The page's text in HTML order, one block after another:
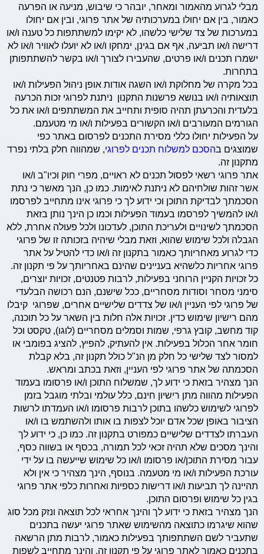
מבלי לגרוע מהאמור ומאחר, יובהר כי שיבוש, מניעה או הפרעה
כאמור, בין אם יחולו במערכותיה של אתר פרוגי, ובין אם יחולו
במערכות של צד שלישי כלשהו, לא יקימו למשתתפות כל טענה ו/או
דרישה ו/או תביעה, אף אם בגינן, ימחקו ו/או לא יועלו לאוויר ו/או לא
ישמרו תכנים ו/או פרטים, שהעבירו לצורך ו/או בקשר להשתתפותן
בתחרות.
בכל מקרה של מחלוקת ו/או השגה אודות אופן ניהול הפעילות ו/או
תוצאותיה ו/או בנושא פרשנות התקנון ניתנת לפרוגי זכות הכרעה
בלעדית והכרעתן תהיה סופית ותחייב את המשתתפים ו/או את כל
הגורמים המעורבים ו/או הקשורים בפעילות ו/או מי מטעמם.
על הפעילות יחולו כללי מסירת התכנים לפרסום באתר כפי
שמוצגים בהסכם למשלוח תכנים לפרוגי, שמהווה חלק בלתי נפרד
מתקנון זה.
אתר פרוגי רשאי לפסול תכנים לא ראויים, מפרי חוק וכיו"ב ו/או
אשר זהות שולחיהם לא ניתנת לאימות. כמו כן, הנך מאשר כי נתת
הסכמתך לבדיקת התוכן וכי ידוע לך כי פרוגי אינו מתחייב לפרסמו
ו/או להמשיך לפרסמו בעמוד הפעילות וכמו כן הינך נותן בזאת
הסכמתך לשינויים ולעריכת התוכן, לעדכונו ולכל פעולה אחרת, ללא
הגבלה ולכל שימוש שהוא, וזאת מבלי שיהיה בזכותה זו של פרוגי
כדי לגרוע מאחריותך כאמור בתקנון זה ו/או כדי להטיל על אתר
פרוגי אחריות כלשהיא בעניינים שהינם באחריותך על פי תקנון זה.
כל זכויות הקניין הרוחני בפעילות, לרבות פטנטים, זכויות יוצרים,
סימני מסחר וסודות מסחריים, ככל שישנם, הנם רכושה הבלעדי
של פרוגי לפי העניין ו/או של צדדים שלישיים אחרים, שפרוגי קיבלו
מהם רישיון שימוש כדין. זכויות אלה חלות בין השאר על כל תוכנה,
קוד מחשב, קובץ גרפי, שמות וסמלים מסחריים (לוגו), טקסט וכל
חומר אחר הכלול בפעילות. אין להעתיק, להפיץ, להציג בפומבי או
למסור לצד שלישי כל חלק מן הנ"ל כולל תקנון זה, בלא קבלת
הסכמתה של אתר פרוגי לפי העניין, וזאת בכתב ומראש.
הנך מצהיר בזאת כי ידוע לך, שמשלוח התוכן ו/או פרסומו בעמוד
הפעילות מהווה מתן רישיון חינם, כלל עולמי ובלתי מוגבל בזמן
לפרוגי לשימוש כלשהו בתוכן לרבות פרסומו ו/או העמדתו לרשות
הציבור באופן שכל אדם יוכל לצפות בו אותו ולהשתמש בו ו/או
העברתו לצדדים שלישיים כמפורט בתקנון זה. כמו כן, כי ידוע לך
והינך מסכים שלא תהיה זכאי לכל תמורה, בכסף או בשווה כסף,
עבור מסירת התוכן/או פרסומו ו/או כל שימוש שייעשה בו על ידי
עורכת הפעילות ו/או מי מטעמה. בנוסף, הינך מצהיר כי אין ולא
תהיינה לך תביעות ו/או דרישות כספיות ואחרות כלפי אתר פרוגי
בגין כל שימוש ופרסום התוכן.
הנך מצהיר בזאת כי ידוע לך והינך אחראי לכל תוצאה ונזק מכל סוג
שהוא שיגרמו כתוצאה מהשימוש שאתר פרוגי יעשה בתכנים
שתעביר לשם השתתפותך בפעילות כאמור, לרבות מתן הרשאה
בתכנים כאמור לאתר פרוגי על פי תקנון זה, והינך מתחייב לשפות